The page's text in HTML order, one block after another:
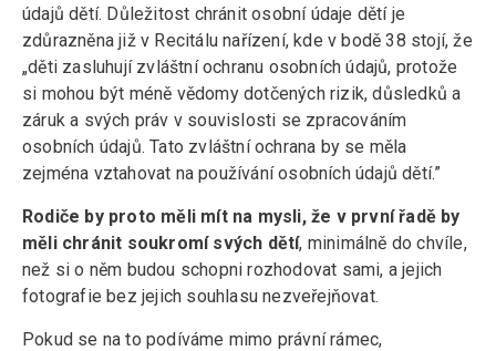
údajů dětí. Důležitost chránit osobní údaje dětí je
zdůrazněna již v Recitálu nařízení, kde v bodě 38 stojí, že
„děti zasluhují zvláštní ochranu osobních údajů, protože
si mohou být méně vědomy dotčených rizik, důsledků a
záruk a svých práv v souvislosti se zpracováním
osobních údajů. Tato zvláštní ochrana by se měla
zejména vztahovat na používání osobních údajů dětí.”
Rodiče by proto měli mít na mysli, že v první řadě by
měli chránit soukromí svých dětí, minimálně do chvíle,
než si o něm budou schopni rozhodovat sami, a jejich
fotografie bez jejich souhlasu nezveřejňovat.
Pokud se na to podíváme mimo právní rámec,